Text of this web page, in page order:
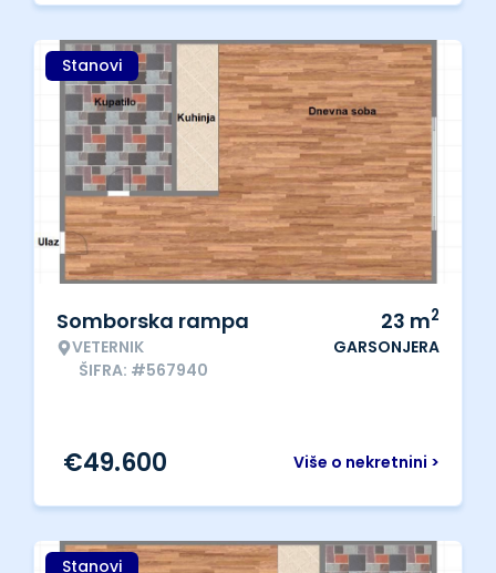
Stanovi
Somborska rampa
VETERNIK
ŠIFRA: #567940
23 m2
GARSONJERA
Više o nekretnini >
€49.600
Stanovi